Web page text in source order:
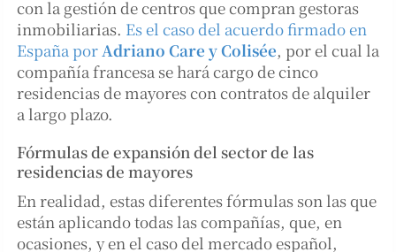
con la gestión de centros que compran gestoras
inmobiliarias. Es el caso del acuerdo firmado en
España porAdriano Care y Colisée, por el cual la
compañía francesa se hará cargo de cinco
residencias de mayores con contratos de alquiler
a largo plazo.
Fórmulas de expansión del sector de las
residencias de mayores
En realidad, estas diferentes fórmulas son las que
están aplicando todas las compañías, que, en
ocasiones, y en el caso del mercado español,